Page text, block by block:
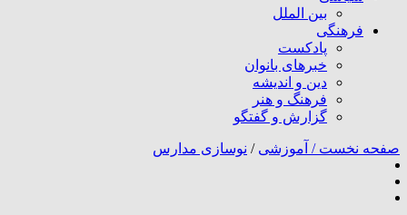
بین الملل
فرهنگی
پادکست
خبرهای بانوان
دین و اندیشه
فرهنگ و هنر
گزارش و گفتگو
صفحه نخست / آموزشی / نوسازی مدارس